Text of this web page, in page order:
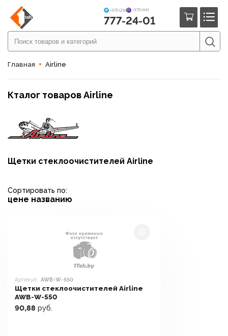
+375 (29) +375 (44)
777-24-01
Главная Airline
Кталог товаров Airline
Щетки стеклоочистителей Airline
Сортировать по:
цене названию
Артикул: AWB-W-550
Щетки стеклоочистителей Airline
AWB-W-550
90,88 руб.